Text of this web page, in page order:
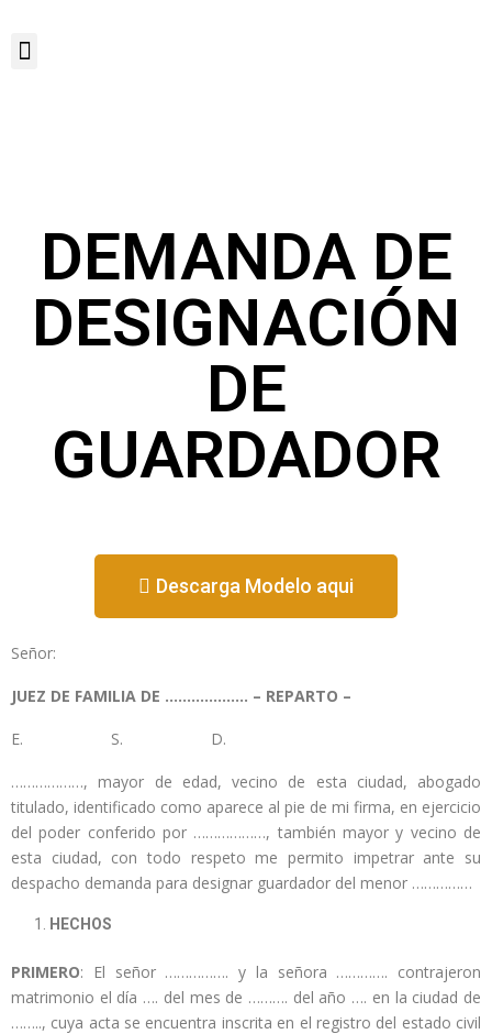
DEMANDA DE
DESIGNACIÓN
DE
GUARDADOR
Descarga Modelo aqui
Señor:
JUEZ DE FAMILIA DE ………………. – REPARTO –
E. S. D.
………………, mayor de edad, vecino de esta ciudad, abogado
titulado, identificado como aparece al pie de mi firma, en ejercicio
del poder conferido por ………………, también mayor y vecino de
esta ciudad, con todo respeto me permito impetrar ante su
despacho demanda para designar guardador del menor ……………
HECHOS
PRIMERO: El señor ……………. y la señora …………. contrajeron
matrimonio el día …. del mes de ………. del año …. en la ciudad de
…….., cuya acta se encuentra inscrita en el registro del estado civil